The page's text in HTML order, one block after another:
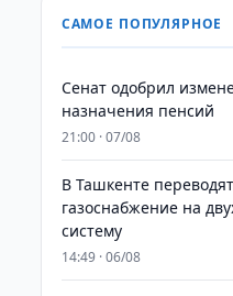
САМОЕ ПОПУЛЯРНОЕ
Сенат одобрил
назначения пенсий
21:00 · 07/08
В Ташкенте переводят
газоснабжение на
систему
14:49 · 06/08